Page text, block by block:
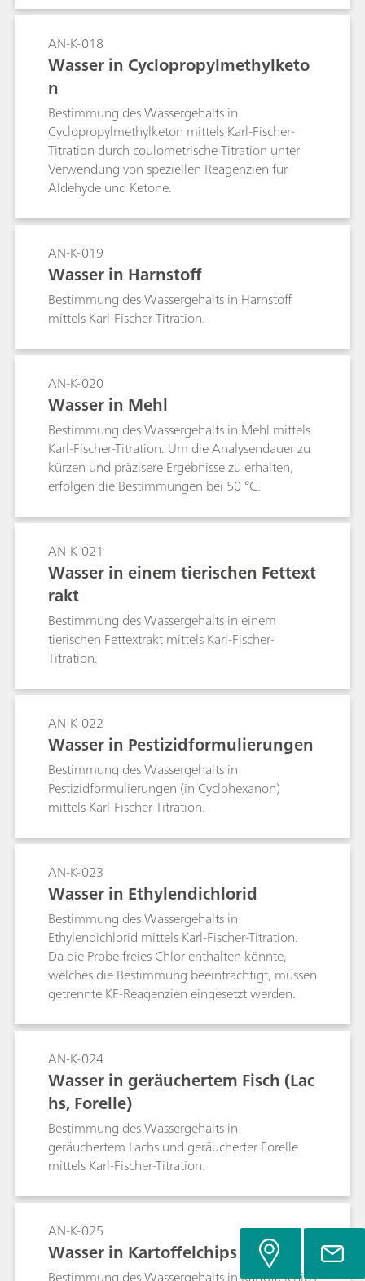
verschlechtert sich weiter.Für eine direkte
Analyse des Feuchtigkeitsgehalts mittels Karl-
Fischer-Titration muss das Wasser in mehreren
zeitaufwendigen Schritten aus dem EPS
extrahiert werden. Aus diesem Grund wird der
Wassergehalt bevorzugt mit einem KF-
Ofensystem bestimmt. Da sich EPS beim
Erwärmen ausdehnt, ist eine Verwendung der
nach ASTM D6869 geforderten
Probenschiffchen nicht möglich, da das KF-
Ofensystem durch EPS kontaminiert wird. Diese
Application Note beschreibt die Bestimmung
eines KF-Ofensystems mit geschlossenen
Probenvials. Eine Bestimmung dauert in
Abhängigkeit vom Wassergehalt der Probe und
der Probengrösse etwa 7 bis 14 Minuten.
AN-K-018
Wasser in Cyclopropylmethylketo
n
Bestimmung des Wassergehalts in
Cyclopropylmethylketon mittels Karl-Fischer-
Titration durch coulometrische Titration unter
Verwendung von speziellen Reagenzien für
Aldehyde und Ketone.
AN-K-019
Wasser in Harnstoff
Bestimmung des Wassergehalts in Harnstoff
mittels Karl-Fischer-Titration.
AN-K-020
Wasser in Mehl
Bestimmung des Wassergehalts in Mehl mittels
Karl-Fischer-Titration. Um die Analysendauer zu
kürzen und präzisere Ergebnisse zu erhalten,
erfolgen die Bestimmungen bei 50 °C.
AN-K-021
Wasser in einem tierischen Fettext
rakt
Bestimmung des Wassergehalts in einem
tierischen Fettextrakt mittels Karl-Fischer-
Titration.
AN-K-022
Wasser in Pestizidformulierungen
Bestimmung des Wassergehalts in
Pestizidformulierungen (in Cyclohexanon)
mittels Karl-Fischer-Titration.
AN-K-023
Wasser in Ethylendichlorid
Bestimmung des Wassergehalts in
Ethylendichlorid mittels Karl-Fischer-Titration.
Da die Probe freies Chlor enthalten könnte,
welches die Bestimmung beeinträchtigt, müssen
getrennte KF-Reagenzien eingesetzt werden.
AN-K-024
Wasser in geräuchertem Fisch (Lac
hs, Forelle)
Bestimmung des Wassergehalts in
geräuchertem Lachs und geräucherter Forelle
mittels Karl-Fischer-Titration.
AN-K-025
Wasser in Kartoffelchips